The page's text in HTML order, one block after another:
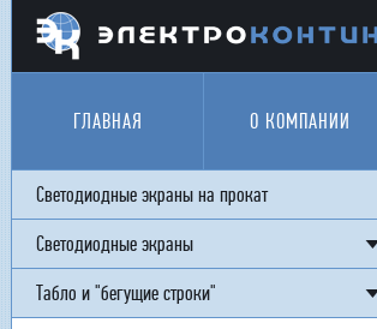
Перейти к основному содержанию
ГЛАВНАЯ О КОМПАНИИ
Светодиодные экраны на прокат
Светодиодные экраны
Табло и "бегущие строки"